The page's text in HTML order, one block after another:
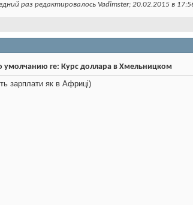
раз редактировалось Vadimster; 20.02.2015 в
re: Курс доллара в Хмельницком
зарплати як в Африці)